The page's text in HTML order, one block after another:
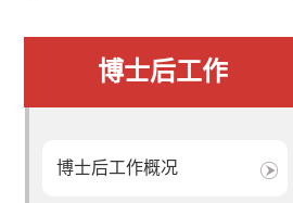
博士后工作
博士后工作概况